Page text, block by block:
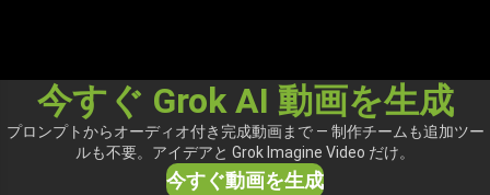
今すぐ Grok AI 動画を生成
プロンプトからオーディオ付き完成動画まで — 制作チームも追加ツー
ルも不要。アイデアと Grok Imagine Video だけ。
今すぐ動画を生成